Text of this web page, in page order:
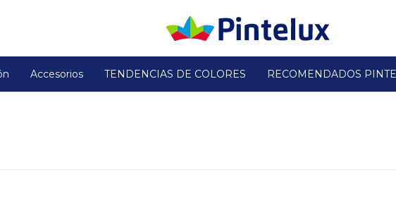
Accesorios TENDENCIAS DE COLORES RECOMENDADOS